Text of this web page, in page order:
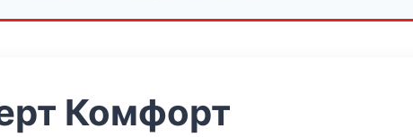
Комфорт